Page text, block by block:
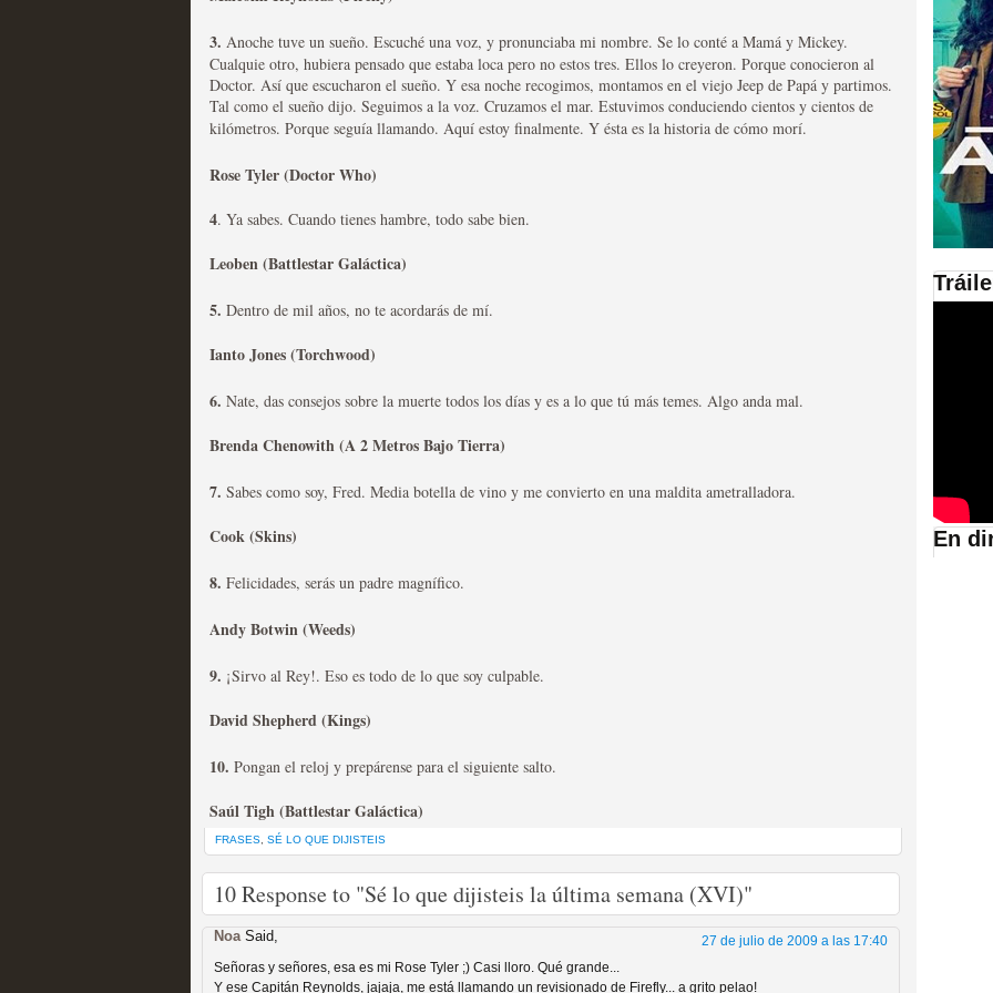
Las series disponibles en las plataformas SVOD
tienen fecha de caducidad
MOLTISANTI
Recomendación de la semana
La barrera de las 500 series al año se superará
desde Silicon Valley
Recomendación de la semana
Mi experiencia como usuario de HBO España
Recomendación de la semana
The Get Down o cómo acabar siendo una de las
series más caras de la historia
MOLTISANTI
Recomendación de la semana
3. Anoche tuve un sueño. Escuché una voz, y pronunciaba mi nombre. Se lo conté a Mamá y Mickey.
Cualquie otro, hubiera pensado que estaba loca pero no estos tres. Ellos lo creyeron. Porque conocieron al
Doctor. Así que escucharon el sueño. Y esa noche recogimos, montamos en el viejo Jeep de Papá y partimos.
Tal como el sueño dijo. Seguimos a la voz. Cruzamos el mar. Estuvimos conduciendo cientos y cientos de
kilómetros. Porque seguía llamando. Aquí estoy finalmente. Y ésta es la historia de cómo morí.
Rose Tyler (Doctor Who)
4. Ya sabes. Cuando tienes hambre, todo sabe bien.
Leoben(Battlestar Galáctica)
5. Dentro de mil años, no te acordarás de mí.
Ianto Jones (Torchwood)
6. Nate, das consejos sobre la muerte todos los días y es a lo que tú más temes. Algo anda mal.
Brenda Chenowith (A 2 Metros Bajo Tierra)
7. Sabes como soy, Fred. Media botella de vino y me convierto en una maldita ametralladora.
Cook (Skins)
8. Felicidades, serás un padre magnífico.
Andy Botwin (Weeds)
9. ¡Sirvo al Rey!. Eso es todo de lo que soy culpable.
David Shepherd (Kings)
10. Pongan el reloj y prepárense para el siguiente salto.
Saúl Tigh (Battlestar Galáctica)
FRASES SÉ LO QUE DIJISTEIS
10 Response to "Sé lo que dijisteis la última semana (XVI)"
Noa Said,
27 de julio de 2009 a las 17:40
Señoras y señores, esa es mi Rose Tyler ;) Casi lloro. Qué grande...
Y ese Capitán Reynolds, jajaja, me está llamando un revisionado de Firefly... a grito pelao!
En